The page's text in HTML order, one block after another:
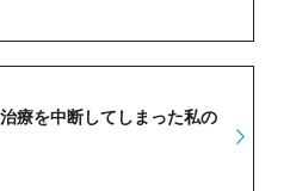
療を中断してしまった私の